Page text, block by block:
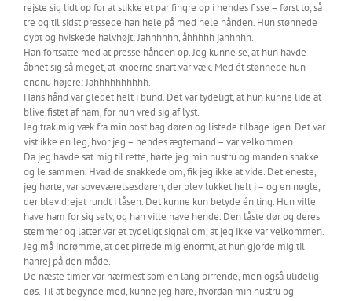
rejste sig lidt op for at stikke et par fingre op i hendes fisse – først to, så
tre og til sidst pressede han hele på med hele hånden. Hun stønnede
dybt og hviskede halvhøjt: Jahhhhhh, åhhhhh jahhhhh.
Han fortsatte med at presse hånden op. Jeg kunne se, at hun havde
åbnet sig så meget, at knoerne snart var væk. Med ét stønnede hun
endnu højere: Jahhhhhhhhhh.
Hans hånd var gledet helt i bund. Det var tydeligt, at hun kunne lide at
blive fistet af ham, for hun vred sig af lyst.
Jeg trak mig væk fra min post bag døren og listede tilbage igen. Det var
vist ikke en leg, hvor jeg – hendes ægtemand – var velkommen.
Da jeg havde sat mig til rette, hørte jeg min hustru og manden snakke
og le sammen. Hvad de snakkede om, fik jeg ikke at vide. Det eneste,
jeg hørte, var soveværelsesdøren, der blev lukket helt i – og en nøgle,
der blev drejet rundt i låsen. Det kunne kun betyde én ting. Hun ville
have ham for sig selv, og han ville have hende. Den låste dør og deres
stemmer og latter var et tydeligt signal om, at jeg ikke var velkommen.
Jeg må indrømme, at det pirrede mig enormt, at hun gjorde mig til
hanrej på den måde.
De næste timer var nærmest som en lang pirrende, men også ulidelig
døs. Til at begynde med, kunne jeg høre, hvordan min hustru og